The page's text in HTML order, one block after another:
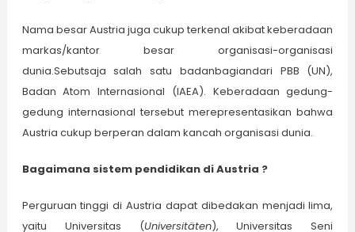
Nama besar Austria juga cukup terkenal akibat keberadaan
markas/kantor besar organisasi-organisasi
dunia.Sebutsaja salah satu badanbagiandari PBB (UN),
Badan Atom Internasional (IAEA). Keberadaan gedung-
gedung internasional tersebut merepresentasikan bahwa
Austria cukup berperan dalam kancah organisasi dunia.
Bagaimana sistem pendidikan di Austria ?
Perguruan tinggi di Austria dapat dibedakan menjadi lima,
yaitu Universitas (Universitäten), Universitas Seni